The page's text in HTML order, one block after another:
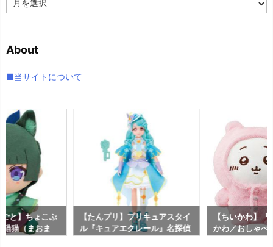
ー
ブ
About
■当サイトについて
と】ちょこぷ
猫猫（まおま
【たんプリ】プリキュアスタイ
ル『キュアエクレール』名探偵
【ちいかわ】
かわ／おしゃべ